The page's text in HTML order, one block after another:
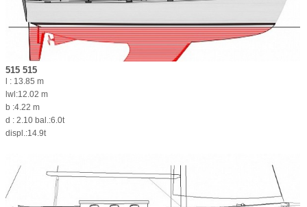
515 515
l : 13.85 m
lwl:12.02 m
b :4.22 m
d : 2.10 bal.:6.0t
displ.:14.9t